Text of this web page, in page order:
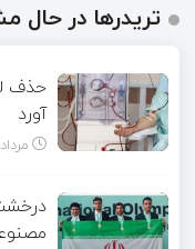
تریدرها در حال
حذف
آورد
مرداد ۱۷, ۱۴۰۵